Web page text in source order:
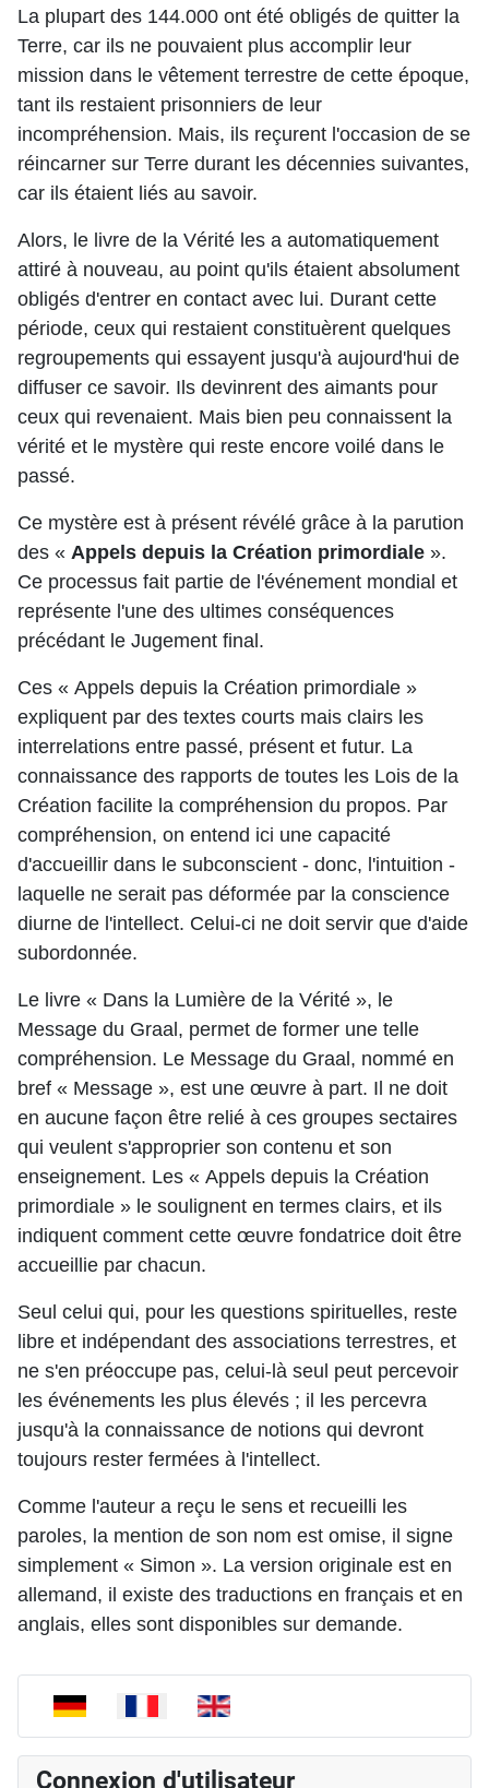
La plupart des 144.000 ont été obligés de quitter la
Terre, car ils ne pouvaient plus accomplir leur
mission dans le vêtement terrestre de cette époque,
tant ils restaient prisonniers de leur
incompréhension. Mais, ils reçurent l'occasion de se
réincarner sur Terre durant les décennies suivantes,
car ils étaient liés au savoir.
Alors, le livre de la Vérité les a automatiquement
attiré à nouveau, au point qu'ils étaient absolument
obligés d'entrer en contact avec lui. Durant cette
période, ceux qui restaient constituèrent quelques
regroupements qui essayent jusqu'à aujourd'hui de
diffuser ce savoir. Ils devinrent des aimants pour
ceux qui revenaient. Mais bien peu connaissent la
vérité et le mystère qui reste encore voilé dans le
passé.
Ce mystère est à présent révélé grâce à la parution
des « Appels depuis la Création primordiale ».
Ce processus fait partie de l'événement mondial et
représente l'une des ultimes conséquences
précédant le Jugement final.
Ces « Appels depuis la Création primordiale »
expliquent par des textes courts mais clairs les
interrelations entre passé, présent et futur. La
connaissance des rapports de toutes les Lois de la
Création facilite la compréhension du propos. Par
compréhension, on entend ici une capacité
d'accueillir dans le subconscient - donc, l'intuition -
laquelle ne serait pas déformée par la conscience
diurne de l'intellect. Celui-ci ne doit servir que d'aide
subordonnée.
Le livre « Dans la Lumière de la Vérité », le
Message du Graal, permet de former une telle
compréhension. Le Message du Graal, nommé en
bref « Message », est une œuvre à part. Il ne doit
en aucune façon être relié à ces groupes sectaires
qui veulent s'approprier son contenu et son
enseignement. Les « Appels depuis la Création
primordiale » le soulignent en termes clairs, et ils
indiquent comment cette œuvre fondatrice doit être
accueillie par chacun.
Seul celui qui, pour les questions spirituelles, reste
libre et indépendant des associations terrestres, et
ne s'en préoccupe pas, celui-là seul peut percevoir
les événements les plus élevés ; il les percevra
jusqu'à la connaissance de notions qui devront
toujours rester fermées à l'intellect.
Comme l'auteur a reçu le sens et recueilli les
paroles, la mention de son nom est omise, il signe
simplement « Simon ». La version originale est en
allemand, il existe des traductions en français et en
anglais, elles sont disponibles sur demande.
Sélectionnez votre langue
Connexion d'utilisateur